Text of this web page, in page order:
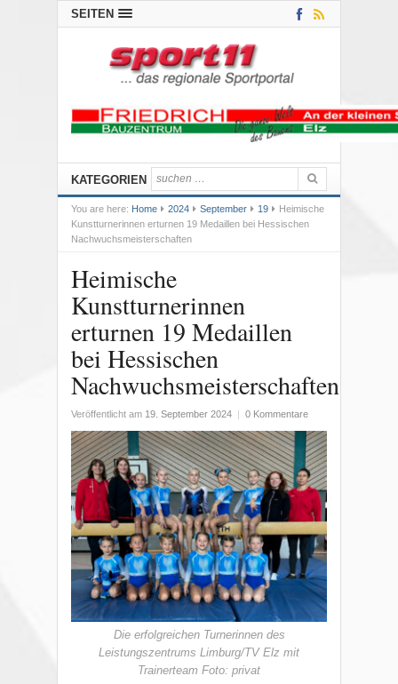
SEITEN
KATEGORIEN
You are here: Home 2024 September 19
Heimische
Kunstturnerinnen erturnen 19 Medaillen bei Hessischen
Nachwuchsmeisterschaften
Heimische
Kunstturnerinnen
erturnen 19 Medaillen
bei Hessischen
Nachwuchsmeisterschaften
Veröffentlicht am 19. September 2024 0 Kommentare
Die erfolgreichen Turnerinnen des
Leistungszentrums Limburg/TV Elz mit
Trainerteam Foto: privat